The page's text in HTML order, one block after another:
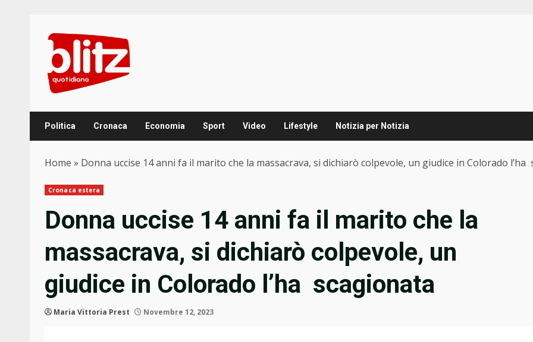
content
Politica Cronaca Economia Sport Video Lifestyle Notizia per Notizia
Home » Donna uccise 14 anni fa il marito che la massacrava, si dichiarò colpevole, un giudice in Colorado l’ha
Cronaca estera
Donna uccise 14 anni fa il marito che la
massacrava, si dichiarò colpevole, un
giudice in Colorado l’ha scagionata
Maria Vittoria Prest Novembre 12, 2023